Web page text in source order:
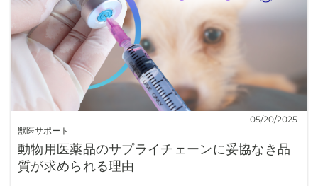
獣医サポート
05/20/2025
動物用医薬品のサプライチェーンに妥協なき品
質が求められる理由